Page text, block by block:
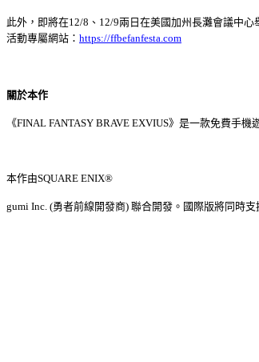
此外，即將在12/8 、 12/9兩日在美國加州長灘會議中心
活動專屬網站： https://ffbefanfesta.com
關於本作
《FINAL FANTASY BRAVE EXVIUS》是一款免費手機
本作由SQUARE ENIX®
gumi Inc. (勇者前線開發商) 聯合開發。國際版將同時